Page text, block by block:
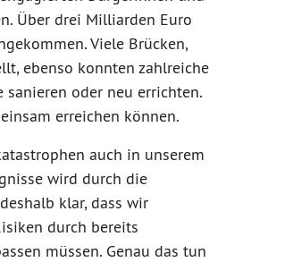
Über drei Milliarden Euro
Viele Brücken,
ebenso konnten zahlreiche
oder neu errichten.
erreichen können.
auch in unserem
wird durch die
klar, dass wir
durch bereits
müssen. Genau das tun